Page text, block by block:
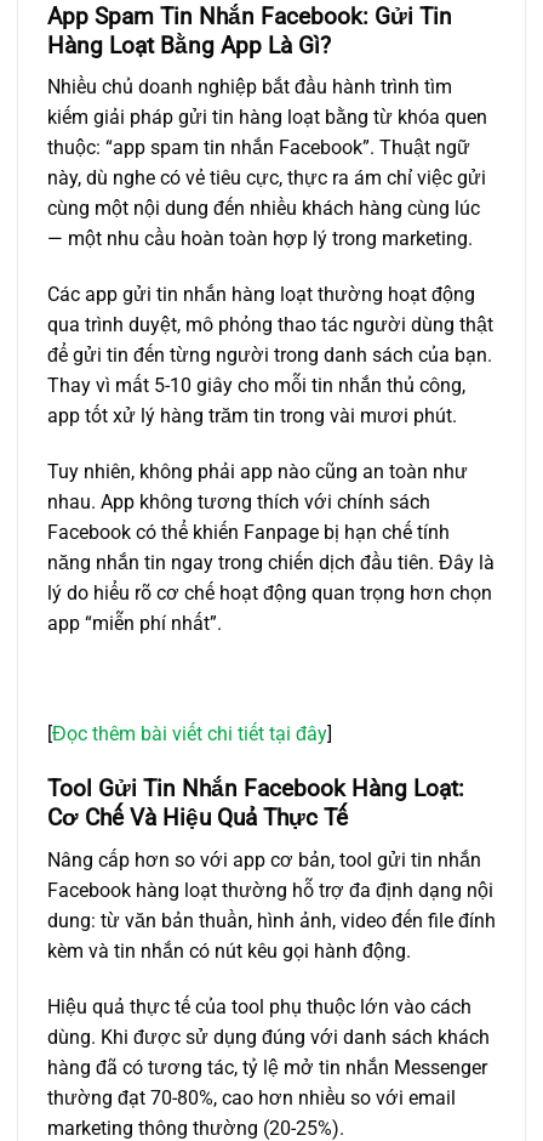
App Spam Tin Nhắn Facebook: Gửi Tin
Hàng Loạt Bằng App Là Gì?
Nhiều chủ doanh nghiệp bắt đầu hành trình tìm
kiếm giải pháp gửi tin hàng loạt bằng từ khóa quen
thuộc: “app spam tin nhắn Facebook”. Thuật ngữ
này, dù nghe có vẻ tiêu cực, thực ra ám chỉ việc gửi
cùng một nội dung đến nhiều khách hàng cùng lúc
— một nhu cầu hoàn toàn hợp lý trong marketing.
Các app gửi tin nhắn hàng loạt thường hoạt động
qua trình duyệt, mô phỏng thao tác người dùng thật
để gửi tin đến từng người trong danh sách của bạn.
Thay vì mất 5-10 giây cho mỗi tin nhắn thủ công,
app tốt xử lý hàng trăm tin trong vài mươi phút.
Tuy nhiên, không phải app nào cũng an toàn như
nhau. App không tương thích với chính sách
Facebook có thể khiến Fanpage bị hạn chế tính
năng nhắn tin ngay trong chiến dịch đầu tiên. Đây là
lý do hiểu rõ cơ chế hoạt động quan trọng hơn chọn
app “miễn phí nhất”.
[Đọc thêm bài viết chi tiết tại đây]
Tool Gửi Tin Nhắn Facebook Hàng Loạt:
Cơ Chế Và Hiệu Quả Thực Tế
Nâng cấp hơn so với app cơ bản, tool gửi tin nhắn
Facebook hàng loạt thường hỗ trợ đa định dạng nội
dung: từ văn bản thuần, hình ảnh, video đến file đính
kèm và tin nhắn có nút kêu gọi hành động.
Hiệu quả thực tế của tool phụ thuộc lớn vào cách
dùng. Khi được sử dụng đúng với danh sách khách
hàng đã có tương tác, tỷ lệ mở tin nhắn Messenger
thường đạt 70-80%, cao hơn nhiều so với email
marketing thông thường (20-25%).